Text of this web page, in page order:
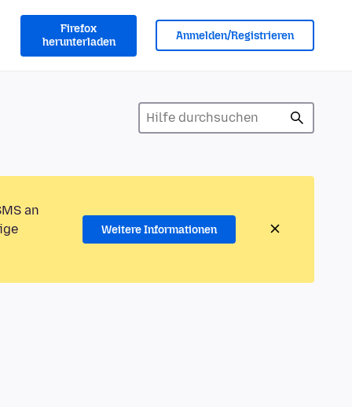
Firefox
herunterladen
Anmelden/Registrieren
an
Weitere Informationen